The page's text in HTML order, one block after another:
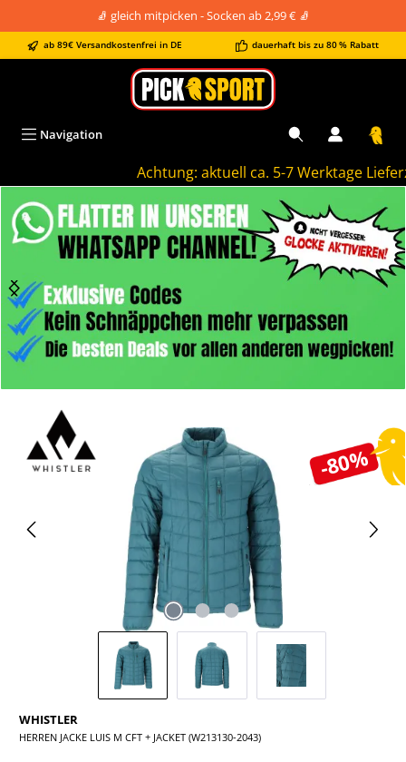
🧦 gleich mitpicken - Socken ab 2,99 € 🧦
ab 89€ Versandkostenfrei in DE dauerhaft bis zu 80 % Rabatt
Achtung: aktuell ca. 5-7 Werktage
Navigation
-80%
Bildergalerie überspringen
WHISTLER
HERREN JACKE LUIS M CFT + JACKET (W213130-2043)